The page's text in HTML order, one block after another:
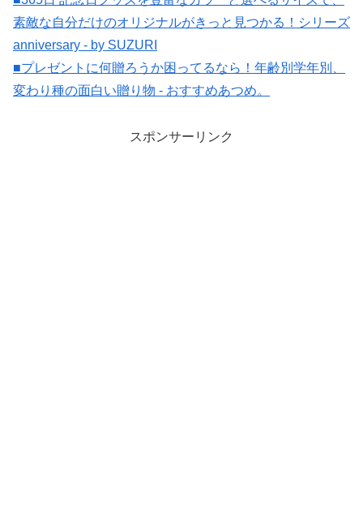
素敵な自分だけのオリジナルがきっと見つかる！シリーズ
anniversary - by SUZURI
■プレゼントに何贈ろうか困ってるなら！年齢別学年別、
変わり種の面白い贈り物 - おすすめあつめ。
スポンサーリンク